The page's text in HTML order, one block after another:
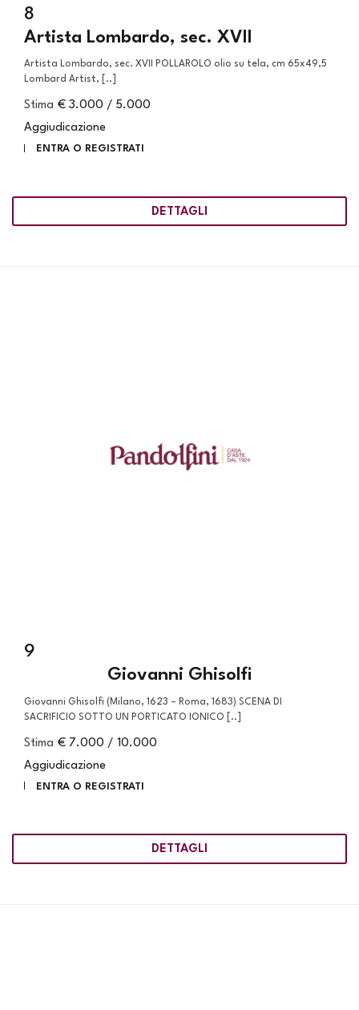
8
Artista Lombardo, sec. XVII
Artista Lombardo, sec. XVII POLLAROLO olio su tela, cm 65x49,5
Lombard Artist, [..]
Stima € 3.000 / 5.000
Aggiudicazione
ENTRA O REGISTRATI
DETTAGLI
9
Giovanni Ghisolfi
Giovanni Ghisolfi (Milano, 1623 – Roma, 1683) SCENA DI
SACRIFICIO SOTTO UN PORTICATO IONICO [..]
Stima € 7.000 / 10.000
Aggiudicazione
ENTRA O REGISTRATI
DETTAGLI